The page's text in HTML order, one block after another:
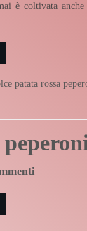
è coltivata
patata rossa